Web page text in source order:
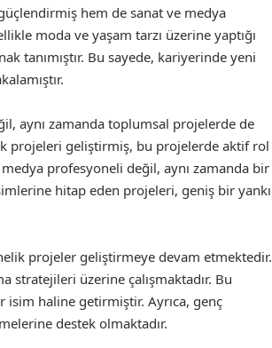
hem de sanat ve medya
moda ve yaşam tarzı üzerine yaptığı
tanımıştır. Bu sayede, kariyerinde yeni
aynı zamanda toplumsal projelerde de
projeleri geliştirmiş, bu projelerde aktif rol
profesyoneli değil, aynı zamanda bir
hitap eden projeleri, geniş bir yankı
projeler geliştirmeye devam etmektedir.
üzerine çalışmaktadır. Bu
isim haline getirmiştir. Ayrıca, genç
destek olmaktadır.